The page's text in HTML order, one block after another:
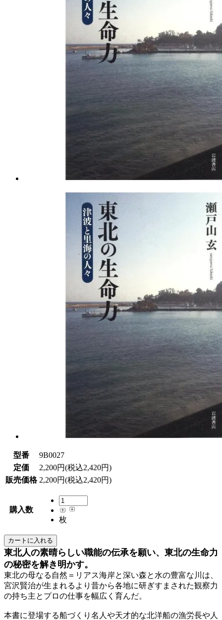
型番
9B0027
定価
2,200円(税込2,420円)
販売価格 2,200円(税込2,420円)
購入数
枚
東北人の素晴らしい職能の伝承を願い、東北の生命力
の秘密を解き明かす。
東北の母なる自然＝リアス海岸と深い森と水の豊富な川は、
宮沢賢治が生まれるより昔から各地に研ぎすまされた観察力
の持ち主とプロの仕事を幅広く育んだ。
本書に登場する船づくり名人や天才的な北洋船の漁労長や人